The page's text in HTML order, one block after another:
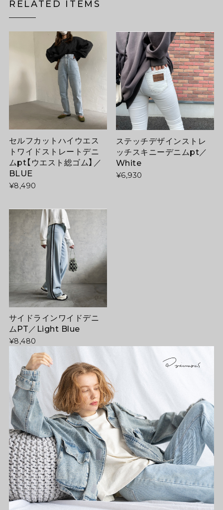
RELATED ITEMS
セルフカットハイウエス
トワイドストレートデニ
ムpt【ウエスト総ゴム】／
BLUE
¥8,490
ステッチデザインストレ
ッチスキニーデニムpt／
White
¥6,930
サイドラインワイドデニ
ムPT／Light Blue
¥8,480